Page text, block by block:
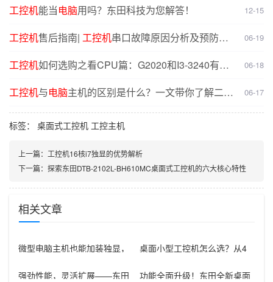
工控机能当电脑用吗？东田科技为您解答！ 12-15
工控机售后指南| 工控机串口故障原因分析及预防解
06-19
工控机如何选购之看CPU篇：G2020和I3-3240有什
06-18
工控机与电脑主机的区别是什么？一文带你了解二者
核心差异
06-17
标签： 桌面式工控机 工控主机
上一篇： 工控机16核i7独显的优势解析
下一篇： 探索东田DTB-2102L-BH610MC桌面式工控机的六大核心特性
相关文章
微型电脑主机也能加装独显，
桌面小型工控机怎么选？从4
机全配
强劲性能，灵活扩展——东田
功能全面升级！东田全新桌面